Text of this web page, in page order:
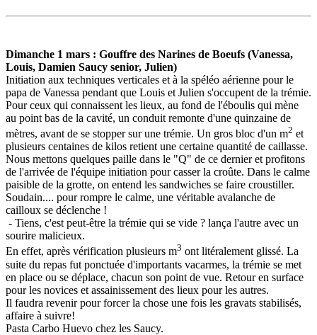
Dimanche 1 mars : Gouffre des Narines de Boeufs (Vanessa,
Louis, Damien Saucy senior, Julien)
Initiation aux techniques verticales et à la spéléo aérienne pour le
papa de Vanessa pendant que Louis et Julien s'occupent de la trémie.
Pour ceux qui connaissent les lieux, au fond de l'éboulis qui mène
au point bas de la cavité, un conduit remonte d'une quinzaine de
mètres, avant de se stopper sur une trémie. Un gros bloc d'un m2 et
plusieurs centaines de kilos retient une certaine quantité de caillasse.
Nous mettons quelques paille dans le "Q" de ce dernier et profitons
de l'arrivée de l'équipe initiation pour casser la croûte. Dans le calme
paisible de la grotte, on entend les sandwiches se faire croustiller.
Soudain.... pour rompre le calme, une véritable avalanche de
cailloux se déclenche !
- Tiens, c'est peut-être la trémie qui se vide ? lança l'autre avec un
sourire malicieux.
En effet, après vérification plusieurs m3 ont litéralement glissé. La
suite du repas fut ponctuée d'importants vacarmes, la trémie se met
en place ou se déplace, chacun son point de vue. Retour en surface
pour les novices et assainissement des lieux pour les autres.
Il faudra revenir pour forcer la chose une fois les gravats stabilisés,
affaire à suivre!
Pasta Carbo Huevo chez les Saucy.